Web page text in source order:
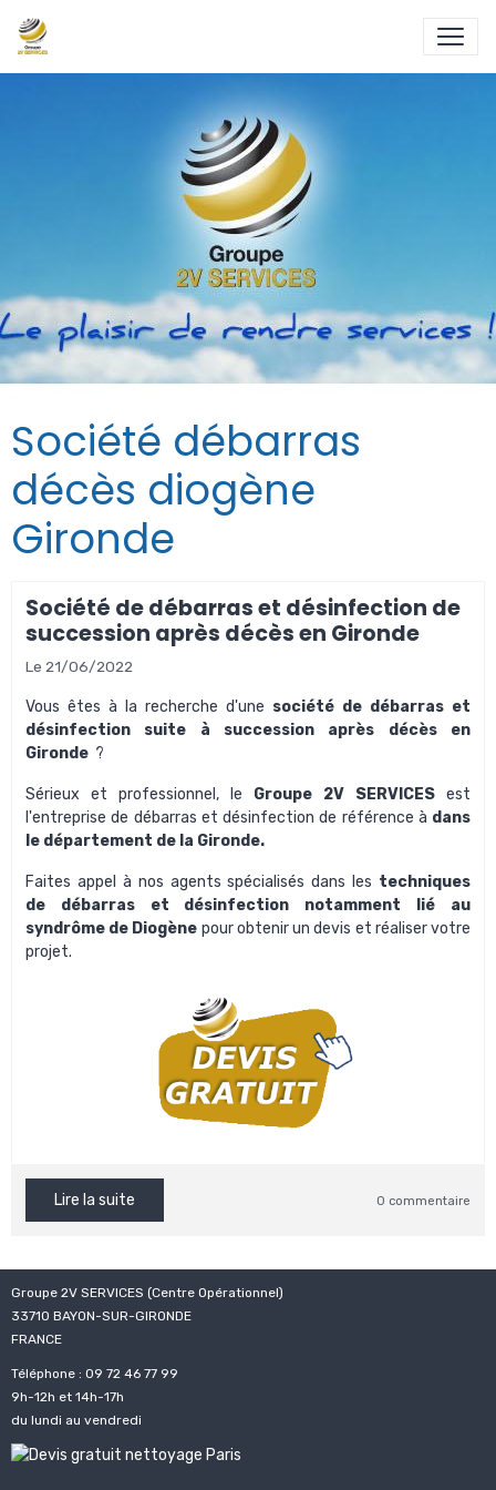
Société débarras
décès diogène
Gironde
Société de débarras et désinfection de
succession après décès en Gironde
Le 21/06/2022
Vous êtes à la recherche d'une société de débarras et
désinfection suite à succession après décès en
Gironde ?
Sérieux et professionnel, le Groupe 2V SERVICES est
l'entreprise de débarras et désinfection de référence à dans
le département de la Gironde.
Faites appel à nos agents spécialisés dans les techniques
de débarras et désinfection notamment lié au
syndrôme de Diogène pour obtenir un devis et réaliser votre
projet.
Lire la suite 0 commentaire
Groupe 2V SERVICES (Centre Opérationnel)
33710 BAYON-SUR-GIRONDE
FRANCE
Téléphone : 09 72 46 77 99
9h-12h et 14h-17h
du lundi au vendredi